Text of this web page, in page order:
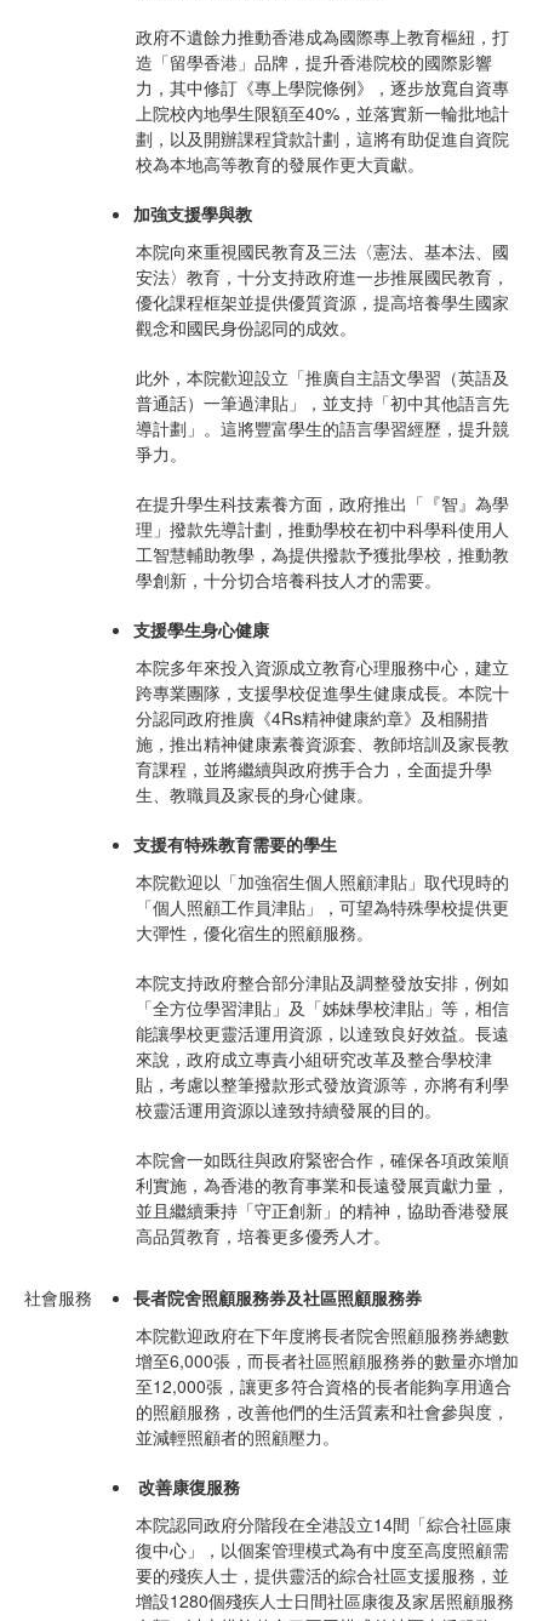
政府不遺餘力推動香港成為國際專上教育樞紐，打
造「留學香港」品牌，提升香港院校的國際影響
力，其中修訂《專上學院條例》，逐步放寬自資專
上院校內地學生限額至40%，並落實新一輪批地計
劃，以及開辦課程貸款計劃，這將有助促進自資院
校為本地高等教育的發展作更大貢獻。
加強支援學與教
本院向來重視國民教育及三法〈憲法、基本法、國
安法〉教育，十分支持政府進一步推展國民教育，
優化課程框架並提供優質資源，提高培養學生國家
觀念和國民身份認同的成效。
此外，本院歡迎設立「推廣自主語文學習（英語及
普通話）一筆過津貼」，並支持「初中其他語言先
導計劃」。這將豐富學生的語言學習經歷，提升競
爭力。
在提升學生科技素養方面，政府推出「『智』為學
理」撥款先導計劃，推動學校在初中科學科使用人
工智慧輔助教學，為提供撥款予獲批學校，推動教
學創新，十分切合培養科技人才的需要。
支援學生身心健康
本院多年來投入資源成立教育心理服務中心，建立
跨專業團隊，支援學校促進學生健康成長。本院十
分認同政府推廣《4Rs精神健康約章》及相關措
施，推出精神健康素養資源套、教師培訓及家長教
育課程，並將繼續與政府携手合力，全面提升學
生、教職員及家長的身心健康。
支援有特殊教育需要的學生
本院歡迎以「加強宿生個人照顧津貼」取代現時的
「個人照顧工作員津貼」，可望為特殊學校提供更
大彈性，優化宿生的照顧服務。
本院支持政府整合部分津貼及調整發放安排，例如
「全方位學習津貼」及「姊妹學校津貼」等，相信
能讓學校更靈活運用資源，以達致良好效益。長遠
來說，政府成立專責小組研究改革及整合學校津
貼，考慮以整筆撥款形式發放資源等，亦將有利學
校靈活運用資源以達致持續發展的目的。
本院會一如既往與政府緊密合作，確保各項政策順
利實施，為香港的教育事業和長遠發展貢獻力量，
並且繼續秉持「守正創新」的精神，協助香港發展
高品質教育，培養更多優秀人才。
社會服務
長者院舍照顧服務券及社區照顧服務券
本院歡迎政府在下年度將長者院舍照顧服務券總數
增至6,000張，而長者社區照顧服務券的數量亦增加
至12,000張，讓更多符合資格的長者能夠享用適合
的照顧服務，改善他們的生活質素和社會參與度，
並減輕照顧者的照顧壓力。
改善康復服務
本院認同政府分階段在全港設立14間「綜合社區康
復中心」，以個案管理模式為有中度至高度照顧需
要的殘疾人士，提供靈活的綜合社區支援服務，並
增設1280個殘疾人士日間社區康復及家居照顧服務